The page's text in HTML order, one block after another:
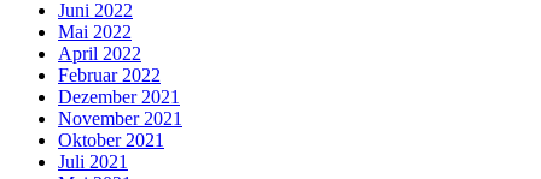
Juni 2022
Mai 2022
April 2022
Februar 2022
Dezember 2021
November 2021
Oktober 2021
Juli 2021